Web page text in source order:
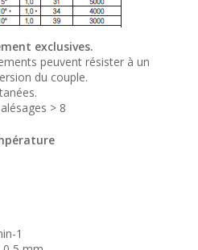
exclusives.
peuvent résister à un
du couple.
> 8
1